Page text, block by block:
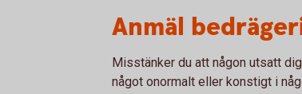
Anmäl
Misstänker du att någon utsatt
något onormalt eller konstigt i